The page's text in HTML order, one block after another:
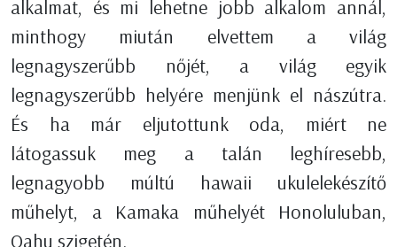
alkalmat, és mi lehetne jobb alkalom annál,
minthogy miután elvettem a világ
legnagyszerűbb nőjét, a világ egyik
legnagyszerűbb helyére menjünk el nászútra.
És ha már eljutottunk oda, miért ne
látogassuk meg a talán leghíresebb,
legnagyobb múltú hawaii ukulelekészítő
műhelyt, a Kamaka műhelyét Honoluluban,
Oahu szigetén.